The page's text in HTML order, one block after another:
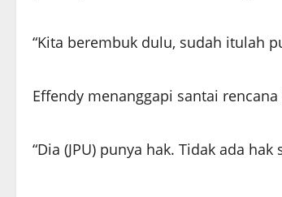
“Kita berembuk dulu, sudah itulah
Effendy menanggapi santai
“Dia (JPU) punya hak. Tidak ada